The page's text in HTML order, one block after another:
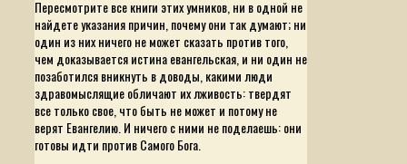
Пересмотрите все книги этих умников, ни в одной не
найдете указания причин, почему они так думают; ни
один из них ничего не может сказать против того,
чем доказывается истина евангельская, и ни один не
позаботился вникнуть в доводы, какими люди
здравомыслящие обличают их лживость: твердят
все только свое, что быть не может и потому не
верят Евангелию. И ничего с ними не поделаешь: они
готовы идти против Самого Бога.